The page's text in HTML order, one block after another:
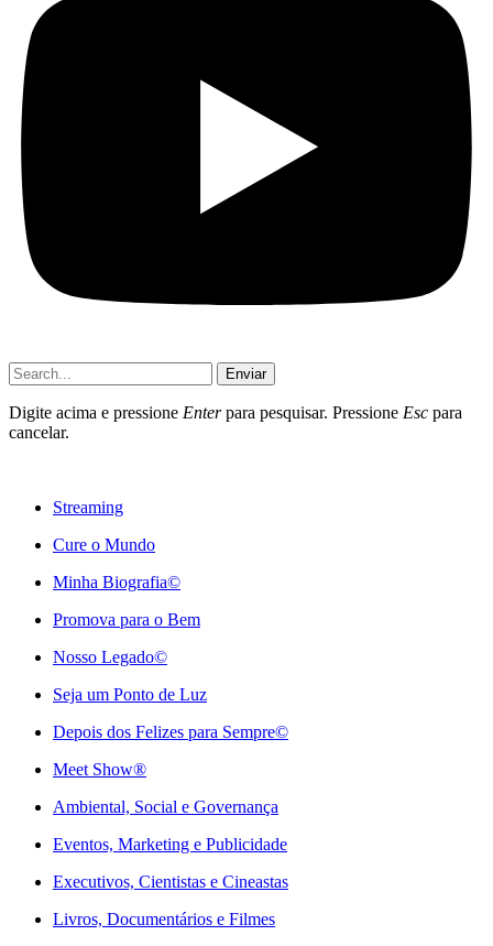
Enviar
Digite acima e pressione Enterpara pesquisar. Pressione Esc para
cancelar.
Streaming
Cure o Mundo
Minha Biografia©
Promova para o Bem
Nosso Legado©
Seja um Ponto de Luz
Depois dos Felizes para Sempre©️
Meet Show®
Ambiental, Social e Governança
Eventos, Marketing e Publicidade
Executivos, Cientistas e Cineastas
⁠Livros, Documentários e Filmes